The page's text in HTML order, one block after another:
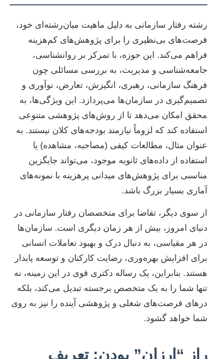
رشته رفتار سازمانی به دلیل ماهیت میان‌رشته‌ای خود،
فرصت‌های بی‌نظیری را برای پژوهش‌های کم‌هزینه
فراهم می‌کند. این حوزه، با تمرکز بر روانشناسی،
جامعه‌شناسی و مدیریت، به بررسی مسائلی چون
فرهنگ سازمانی، رهبری، انگیزش، تعارض، نوآوری و
تصمیم‌گیری در سازمان‌ها می‌پردازد. این ویژگی‌ها، به
محقق امکان می‌دهد تا از روش‌های پژوهشی متنوعی
استفاده کند که لزوماً نیازمند بودجه‌های کلان نیستند. به
عنوان مثال، مطالعات کیفی (مصاحبه، مشاهده) یا
استفاده از داده‌های ثانویه موجود، می‌تواند جایگزین
مناسبی برای پژوهش‌های میدانی پرهزینه با نمونه‌های
آماری بسیار بزرگ باشد.
از سوی دیگر، تقاضا برای متخصصان رفتار سازمانی در
دنیای امروز، بیش از هر زمان دیگری است. سازمان‌ها
در هر مقیاسی، به دنبال درک و بهبود تعاملات انسانی
برای افزایش بهره‌وری، رضایت کارکنان و توسعه پایدار
هستند. بنابراین، یک رساله دکتری قوی در این زمینه، نه
تنها شما را به یک متخصص برجسته تبدیل می‌کند، بلکه
درهای فرصت‌های شغلی و پژوهشی آینده را نیز به روی
شما خواهد گشود.
راز “ارزان” بودن: تعریف